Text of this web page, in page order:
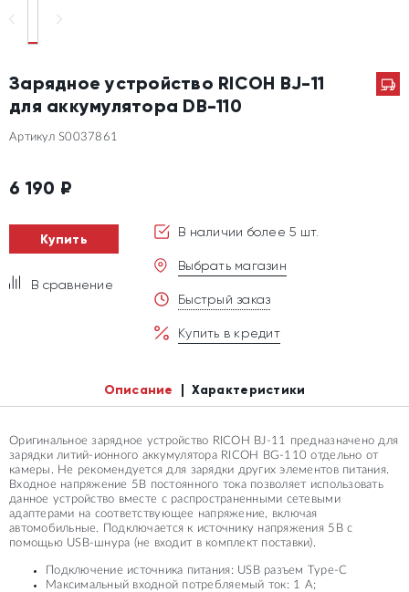
Зарядное устройство RICOH BJ-11
для аккумулятора DB-110
Артикул S0037861
6 190 ₽
Купить
В сравнение
В наличии более 5 шт.
Выбрать магазин
Быстрый заказ
Купить в кредит
Описание Характеристики
Оригинальное зарядное устройство RICOH BJ-11 предназначено для
зарядки литий-ионного аккумулятора RICOH BG-110 отдельно от
камеры. Не рекомендуется для зарядки других элементов питания.
Входное напряжение 5В постоянного тока позволяет использовать
данное устройство вместе с распространенными сетевыми
адаптерами на соответствующее напряжение, включая
автомобильные. Подключается к источнику напряжения 5В с
помощью USB-шнура (не входит в комплект поставки).
Подключение источника питания: USB разъем Type-C
Максимальный входной потребляемый ток: 1 А;